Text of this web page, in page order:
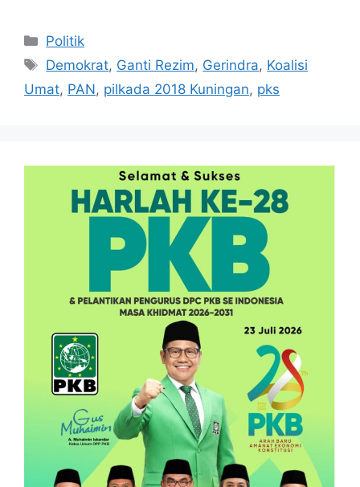
Kategori
Politik
Tag
Demokrat, Ganti Rezim, Gerindra, Koalisi
Umat, PAN, pilkada 2018 Kuningan, pks